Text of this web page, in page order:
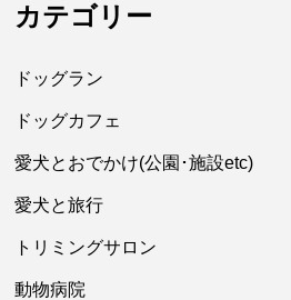
カテゴリー
ドッグラン
ドッグカフェ
愛犬とおでかけ(公園･施設etc)
愛犬と旅行
トリミングサロン
動物病院